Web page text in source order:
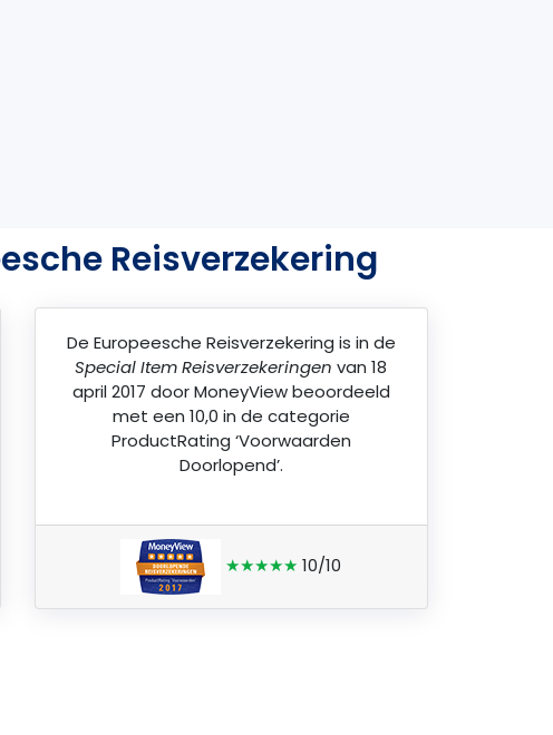
Reisverzekering
De Europeesche Reisverzekering is in de
Special Item Reisverzekeringen van 18
april 2017 doorMoneyViewbeoordeeld
met een 10,0 in de categorie
ProductRating ‘Voorwaarden
Doorlopend’.
★★★★★ 10/10